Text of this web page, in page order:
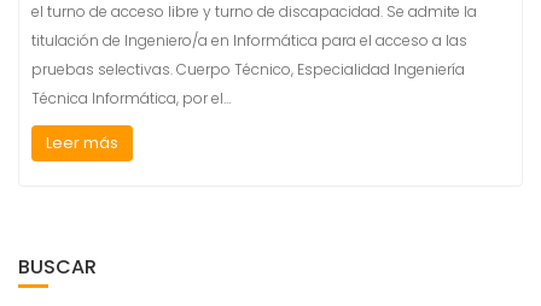
el turno de acceso libre y turno de discapacidad. Se admite la
titulación de Ingeniero/a en Informática para el acceso a las
pruebas selectivas. Cuerpo Técnico, Especialidad Ingeniería
Técnica Informática, por el…
Leer más
BUSCAR